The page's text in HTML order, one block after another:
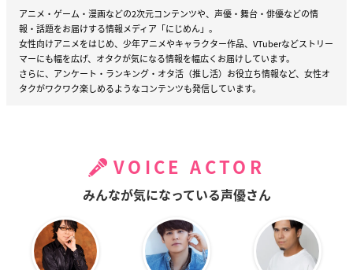
アニメ・ゲーム・漫画などの2次元コンテンツや、声優・舞台・俳優などの情
報・話題をお届けする情報メディア「にじめん」。
女性向けアニメをはじめ、少年アニメやキャラクター作品、VTuberなどストリー
マーにも幅を広げ、オタクが気になる情報を幅広くお届けしています。
さらに、アンケート・ランキング・オタ活（推し活）お役立ち情報など、女性オ
タクがワクワク楽しめるようなコンテンツも発信しています。
VOICE ACTOR
みんなが気になっている声優さん